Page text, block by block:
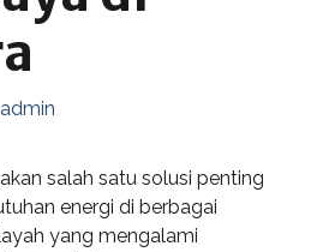
admin
salah satu solusi penting
energi di berbagai
yang mengalami